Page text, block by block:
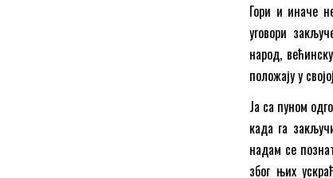
Гори и иначе
уговори
народ,
положају у
Ја са пуном
када га
надам се
због њих